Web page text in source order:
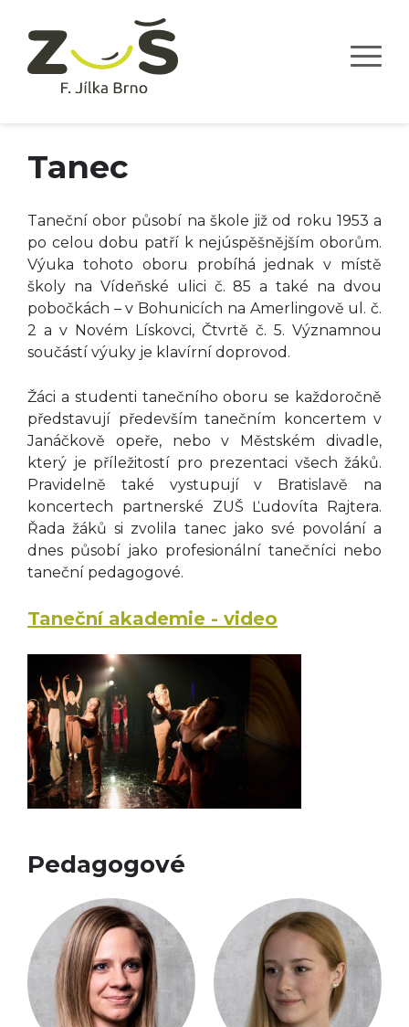
Tanec
Taneční obor působí na škole již od roku 1953 a
po celou dobu patří k nejúspěšnějším oborům.
Výuka tohoto oboru probíhá jednak v místě
školy na Vídeňské ulici č. 85 a také na dvou
pobočkách – v Bohunicích na Amerlingově ul. č.
2 a v Novém Lískovci, Čtvrtě č. 5. Významnou
součástí výuky je klavírní doprovod.
Žáci a studenti tanečního oboru se každoročně
představují především tanečním koncertem v
Janáčkově opeře, nebo v Městském divadle,
který je příležitostí pro prezentaci všech žáků.
Pravidelně také vystupují v Bratislavě na
koncertech partnerské ZUŠ Ľudovíta Rajtera.
Řada žáků si zvolila tanec jako své povolání a
dnes působí jako profesionální tanečníci nebo
taneční pedagogové.
Taneční akademie - video
Pedagogové